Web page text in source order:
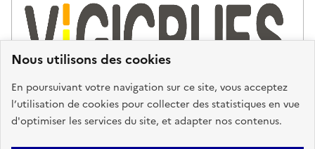
Nous utilisons des cookies
En poursuivant votre navigation sur ce site, vous acceptez
l’utilisation de cookies pour collecter des statistiques en vue
d'optimiser les services du site, et adapter nos contenus.